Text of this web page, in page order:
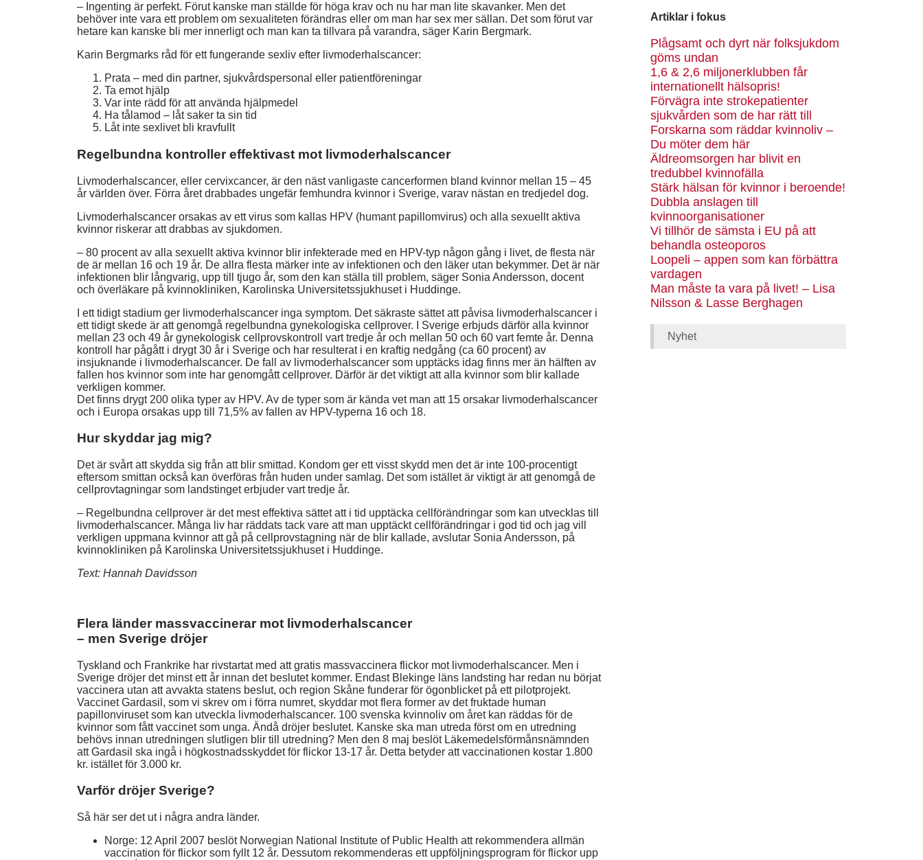
– Ingenting är perfekt. Förut kanske man ställde för höga krav och nu har man lite skavanker. Men det
behöver inte vara ett problem om sexualiteten förändras eller om man har sex mer sällan. Det som förut var
hetare kan kanske bli mer innerligt och man kan ta tillvara på varandra, säger Karin Bergmark.
Karin Bergmarks råd för ett fungerande sexliv efter livmoderhalscancer:
Prata – med din partner, sjukvårdspersonal eller patientföreningar
Ta emot hjälp
Var inte rädd för att använda hjälpmedel
Ha tålamod – låt saker ta sin tid
Låt inte sexlivet bli kravfullt
Regelbundna kontroller effektivast mot livmoderhalscancer
Livmoderhalscancer, eller cervixcancer, är den näst vanligaste cancerformen bland kvinnor mellan 15 – 45
år världen över. Förra året drabbades ungefär femhundra kvinnor i Sverige, varav nästan en tredjedel dog.
Livmoderhalscancer orsakas av ett virus som kallas HPV (humant papillomvirus) och alla sexuellt aktiva
kvinnor riskerar att drabbas av sjukdomen.
– 80 procent av alla sexuellt aktiva kvinnor blir infekterade med en HPV-typ någon gång i livet, de flesta när
de är mellan 16 och 19 år. De allra flesta märker inte av infektionen och den läker utan bekymmer. Det är när
infektionen blir långvarig, upp till tjugo år, som den kan ställa till problem, säger Sonia Andersson, docent
och överläkare på kvinnokliniken, Karolinska Universitetssjukhuset i Huddinge.
I ett tidigt stadium ger livmoderhalscancer inga symptom. Det säkraste sättet att påvisa livmoderhalscancer i
ett tidigt skede är att genomgå regelbundna gynekologiska cellprover. I Sverige erbjuds därför alla kvinnor
mellan 23 och 49 år gynekologisk cellprovskontroll vart tredje år och mellan 50 och 60 vart femte år. Denna
kontroll har pågått i drygt 30 år i Sverige och har resulterat i en kraftig nedgång (ca 60 procent) av
insjuknande i livmoderhalscancer. De fall av livmoderhalscancer som upptäcks idag finns mer än hälften av
fallen hos kvinnor som inte har genomgått cellprover. Därför är det viktigt att alla kvinnor som blir kallade
verkligen kommer.
Det finns drygt 200 olika typer av HPV. Av de typer som är kända vet man att 15 orsakar livmoderhalscancer
och i Europa orsakas upp till 71,5% av fallen av HPV-typerna 16 och 18.
Hur skyddar jag mig?
Det är svårt att skydda sig från att blir smittad. Kondom ger ett visst skydd men det är inte 100-procentigt
eftersom smittan också kan överföras från huden under samlag. Det som istället är viktigt är att genomgå de
cellprovtagningar som landstinget erbjuder vart tredje år.
– Regelbundna cellprover är det mest effektiva sättet att i tid upptäcka cellförändringar som kan utvecklas till
livmoderhalscancer. Många liv har räddats tack vare att man upptäckt cellförändringar i god tid och jag vill
verkligen uppmana kvinnor att gå på cellprovstagning när de blir kallade, avslutar Sonia Andersson, på
kvinnokliniken på Karolinska Universitetssjukhuset i Huddinge.
Text: Hannah Davidsson
Flera länder massvaccinerar mot livmoderhalscancer
– men Sverige dröjer
Tyskland och Frankrike har rivstartat med att gratis massvaccinera flickor mot livmoderhalscancer. Men i
Sverige dröjer det minst ett år innan det beslutet kommer. Endast Blekinge läns landsting har redan nu börjat
vaccinera utan att avvakta statens beslut, och region Skåne funderar för ögonblicket på ett pilotprojekt.
Vaccinet Gardasil, som vi skrev om i förra numret, skyddar mot flera former av det fruktade human
papillonviruset som kan utveckla livmoderhalscancer. 100 svenska kvinnoliv om året kan räddas för de
kvinnor som fått vaccinet som unga. Ändå dröjer beslutet. Kanske ska man utreda först om en utredning
behövs innan utredningen slutligen blir till utredning? Men den 8 maj beslöt Läkemedelsförmånsnämnden
att Gardasil ska ingå i högkostnadsskyddet för flickor 13-17 år. Detta betyder att vaccinationen kostar 1.800
kr. istället för 3.000 kr.
Varför dröjer Sverige?
Så här ser det ut i några andra länder.
Norge: 12 April 2007 beslöt Norwegian National Institute of Public Health att rekommendera allmän
vaccination för flickor som fyllt 12 år. Dessutom rekommenderas ett uppföljningsprogram för flickor upp
Artiklar i fokus
Plågsamt och dyrt när folksjukdom
göms undan
1,6 & 2,6 miljonerklubben får
internationellt hälsopris!
Förvägra inte strokepatienter
sjukvården som de har rätt till
Forskarna som räddar kvinnoliv –
Du möter dem här
Äldreomsorgen har blivit en
tredubbel kvinnofälla
Stärk hälsan för kvinnor i beroende!
Dubbla anslagen till
kvinnoorganisationer
Vi tillhör de sämsta i EU på att
behandla osteoporos
Loopeli – appen som kan förbättra
vardagen
Man måste ta vara på livet! – Lisa
Nilsson & Lasse Berghagen
Nyhet